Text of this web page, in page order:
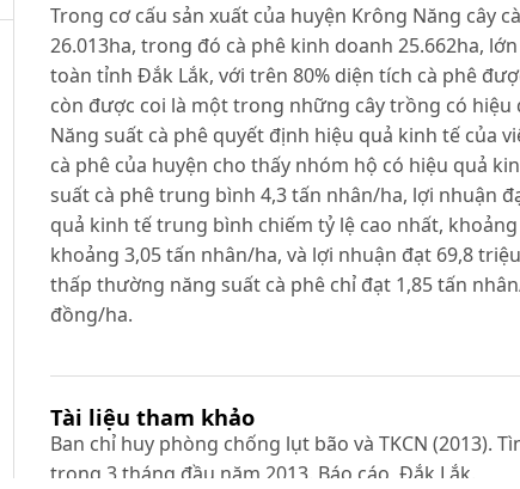
Trong cơ cấu sản xuất của huyện Krông Năng cây
26.013ha, trong đó cà phê kinh doanh 25.662ha,
toàn tỉnh Đắk Lắk, với trên 80% diện tích cà phê
còn được coi là một trong những cây trồng có hiệu
Năng suất cà phê quyết định hiệu quả kinh tế của
cà phê của huyện cho thấy nhóm hộ có hiệu quả
suất cà phê trung bình 4,3 tấn nhân/ha, lợi nhuận
quả kinh tế trung bình chiếm tỷ lệ cao nhất,
khoảng 3,05 tấn nhân/ha, và lợi nhuận đạt 69,8
thấp thường năng suất cà phê chỉ đạt 1,85 tấn
đồng/ha.
Tài liệu tham khảo
Ban chỉ huy phòng chống lụt bão và TKCN (2013).
trong 3 tháng đầu năm 2013. Báo cáo, Đắk Lắk.